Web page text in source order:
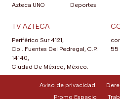
Azteca UNO
Deportes
TV AZTECA
Periférico Sur 4121,
Col. Fuentes Del Pedregal, C.P.
14140,
Ciudad De México, México.
55
Aviso de privacidad
Promo Espacio